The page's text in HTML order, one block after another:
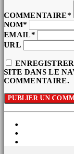
COMMENTAIRE*
NOM*
EMAIL*
URL
SITE DANS LE
COMMENTAIRE.